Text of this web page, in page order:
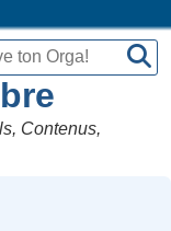
Contenus,